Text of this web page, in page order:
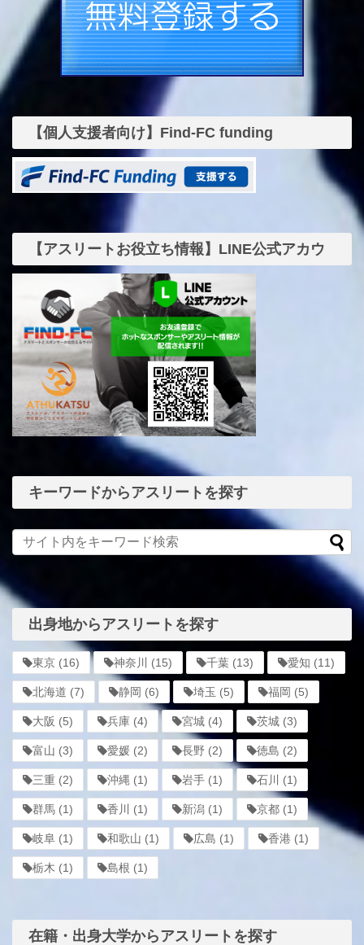
【個人支援者向け】Find-FC funding
【アスリートお役立ち情報】LINE公式アカウ
キーワードからアスリートを探す
出身地からアスリートを探す
東京 (16) 神奈川 (15) 千葉 (13) 愛知 (11)
北海道 (7) 静岡 (6) 埼玉 (5) 福岡 (5)
大阪 (5) 兵庫 (4) 宮城 (4) 茨城 (3)
富山 (3) 愛媛 (2) 長野 (2) 徳島 (2)
三重 (2) 沖縄 (1) 岩手 (1) 石川 (1)
群馬 (1) 香川 (1) 新潟 (1) 京都 (1)
岐阜 (1) 和歌山 (1) 広島 (1) 香港 (1)
栃木 (1) 島根 (1)
在籍・出身大学からアスリートを探す